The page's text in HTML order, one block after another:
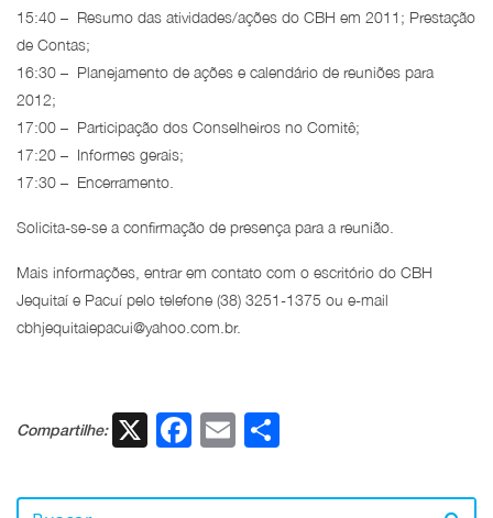
15:40 – Resumo das atividades/ações do CBH em 2011; Prestação
de Contas;
16:30 – Planejamento de ações e calendário de reuniões para
2012;
17:00 – Participação dos Conselheiros no Comitê;
17:20 – Informes gerais;
17:30 – Encerramento.
Solicita-se-se a confirmação de presença para a reunião.
Mais informações, entrar em contato com o escritório do CBH
Jequitaí e Pacuí pelo telefone (38) 3251-1375 ou e-mail
cbhjequitaiepacui@yahoo.com.br.
Compartilhe: X Facebook
Email